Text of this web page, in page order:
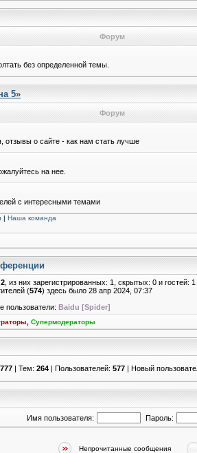
Форум
без определенной темы.
5»
Форум
отзывы о сайте - как нам стать лучше
на нее.
с интересными темами
| Наша команда
2 , из них зарегистрированных: 1, скрытых: 0 и
(574) здесь было 28 апр 2024, 07:37
пользователи: Baidu [Spider]
Супермодераторы
| Тем: 264 | Пользователей: 577 | Новый
Имя пользователя: Пароль:
Непрочитанные сообщения